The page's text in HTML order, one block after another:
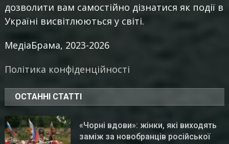
дозволити вам самостійно дізнатися як події в
Україні висвітлюються у світі.
МедіаБрама, 2023-2026
Політика конфіденційності
ОСТАННІ СТАТТІ
«Чорні вдови»: жінки, які виходять
заміж за новобранців російської